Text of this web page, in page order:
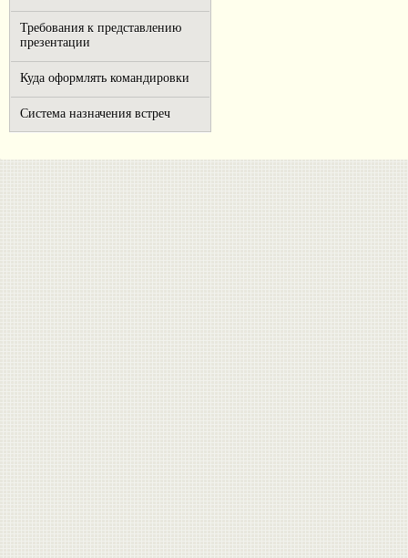
Требования к представлению
презентации
Куда оформлять командировки
Система назначения встреч